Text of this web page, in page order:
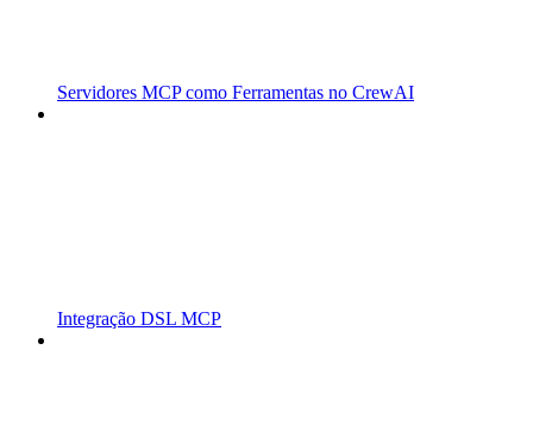
Servidores MCP como Ferramentas no CrewAI
Integração DSL MCP